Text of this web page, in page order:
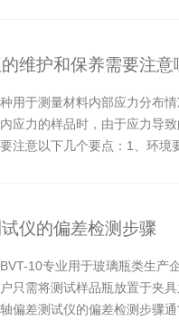
维护和保养需要注意
用于测量材料内部应力分布
应力的样品时，由于应力导
注意以下几个要点：1、环
仪的偏差检测步骤
10专业用于玻璃瓶类生产
只需将测试样品瓶放置于夹
偏差测试仪的偏差检测步骤